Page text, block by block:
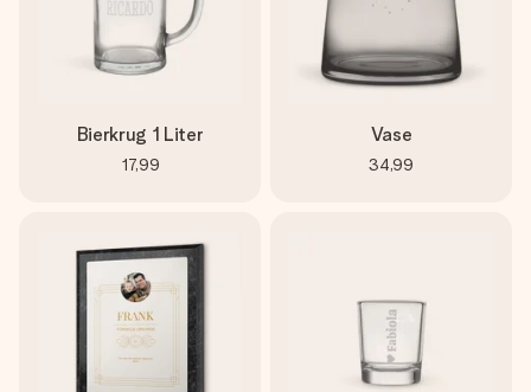
Bierkrug 1 Liter
17,99
Vase
34,99